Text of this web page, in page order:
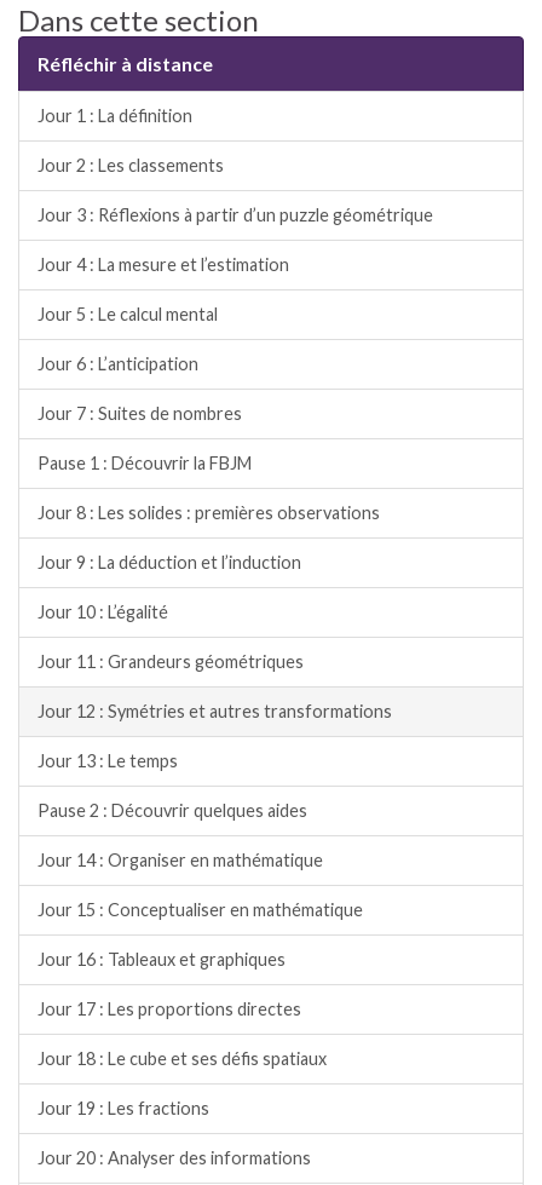
Dans cette section
Réfléchir à distance
Jour 1 : La définition
Jour 2 : Les classements
Jour 3 : Réflexions à partir d’un puzzle géométrique
Jour 4 : La mesure et l’estimation
Jour 5 : Le calcul mental
Jour 6 : L’anticipation
Jour 7 : Suites de nombres
Pause 1 : Découvrir la FBJM
Jour 8 : Les solides : premières observations
Jour 9 : La déduction et l’induction
Jour 10 : L’égalité
Jour 11 : Grandeurs géométriques
Jour 12 : Symétries et autres transformations
Jour 13 : Le temps
Pause 2 : Découvrir quelques aides
Jour 14 : Organiser en mathématique
Jour 15 : Conceptualiser en mathématique
Jour 16 : Tableaux et graphiques
Jour 17 : Les proportions directes
Jour 18 : Le cube et ses défis spatiaux
Jour 19 : Les fractions
Jour 20 : Analyser des informations